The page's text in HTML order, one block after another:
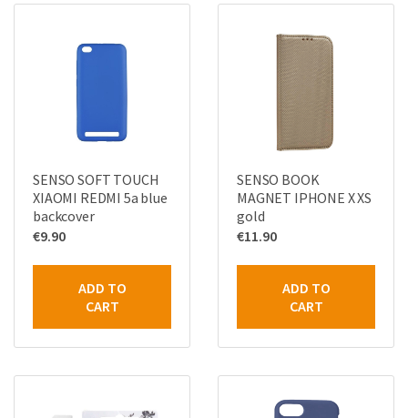
SENSO SOFT TOUCH
XIAOMI REDMI 5a blue
backcover
€9.90
ADD TO
CART
SENSO BOOK
MAGNET IPHONE X XS
gold
€11.90
ADD TO
CART